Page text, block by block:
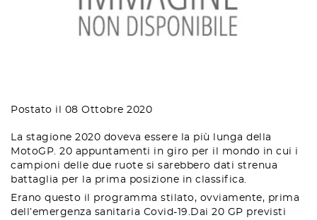
Postato il 08 Ottobre 2020
La stagione 2020 doveva essere la più lunga della
MotoGP. 20 appuntamenti in giro per il mondo in cui i
campioni delle due ruote si sarebbero dati strenua
battaglia per la prima posizione in classifica.
Erano questo il programma stilato, ovviamente, prima
dell’emergenza sanitaria Covid-19.Dai 20 GP previsti